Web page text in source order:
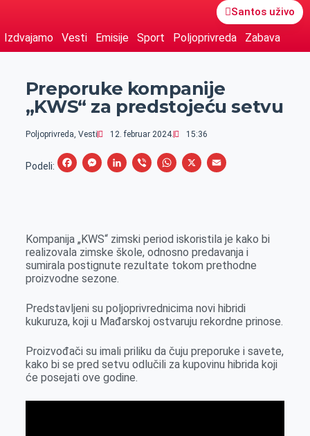
Santos uživo
Izdvajamo Vesti Emisije Sport Poljoprivreda Zabava
Preporuke kompanije
„KWS“ za predstojeću setvu
Poljoprivreda, Vesti 12. februar 2024. 15:36
Podeli:
F
b
o
o
M
e
n
g
r
L
e
d
V
r
W
s
A
X
E
l
Kompanija „KWS“ zimski period iskoristila je kako bi
realizovala zimske škole, odnosno predavanja i
sumirala postignute rezultate tokom prethodne
proizvodne sezone.
Predstavljeni su poljoprivrednicima novi hibridi
kukuruza, koji u Mađarskoj ostvaruju rekordne prinose.
Proizvođači su imali priliku da čuju preporuke i savete,
kako bi se pred setvu odlučili za kupovinu hibrida koji
će posejati ove godine.